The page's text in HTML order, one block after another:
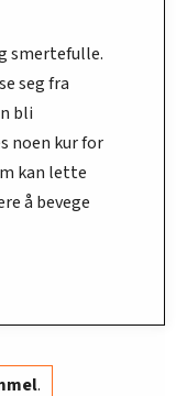
smertefulle.
seg fra
bli
noen kur for
kan lette
å bevege
.